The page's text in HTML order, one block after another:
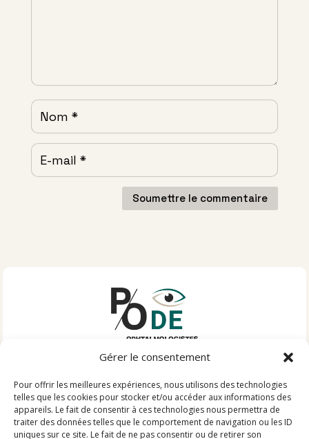
Gérer le consentement
Pour offrir les meilleures expériences, nous utilisons des technologies
telles que les cookies pour stocker et/ou accéder aux informations des
appareils. Le fait de consentir à ces technologies nous permettra de
traiter des données telles que le comportement de navigation ou les ID
uniques sur ce site. Le fait de ne pas consentir ou de retirer son
Soumettre le commentaire
3 RUE SARCEY
91410 DOURDAN